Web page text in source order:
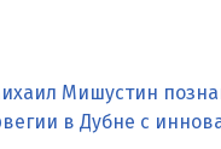
Мишустин
в Дубне с